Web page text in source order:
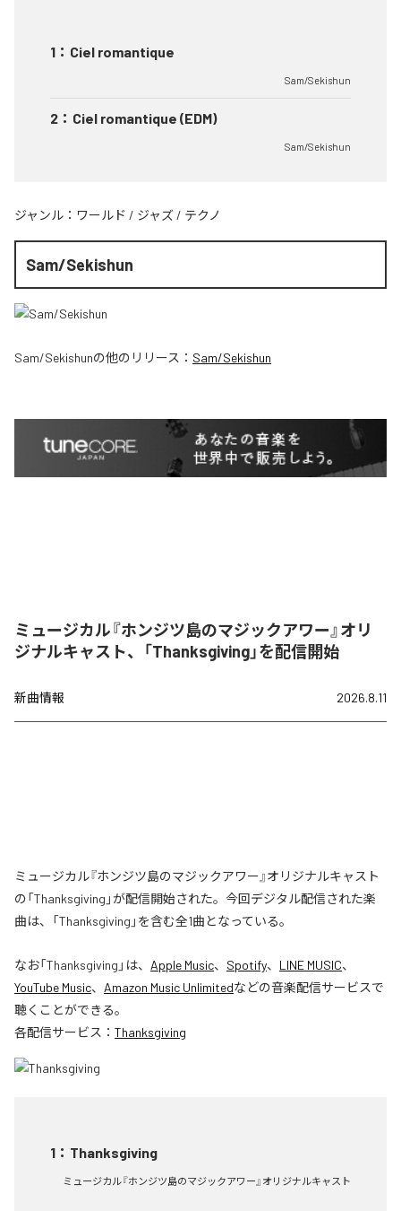
1 ： Ciel romantique
Sam/Sekishun
2 ： Ciel romantique (EDM)
Sam/Sekishun
ジャンル： ワールド / ジャズ / テクノ
Sam/Sekishun
Sam/Sekishunの他のリリース： Sam/Sekishun
ミュージカル『ホンジツ島のマジックアワー』オリ
ジナルキャスト、「Thanksgiving」を配信開始
新曲情報 2026.8.11
ミュージカル『ホンジツ島のマジックアワー』オリジナルキャスト
の「Thanksgiving」が配信開始された。今回デジタル配信された楽
曲は、「Thanksgiving」を含む全1曲となっている。
なお「Thanksgiving 」は、 Apple Music、 Spotify、 LINE MUSIC、
YouTube Music、 Amazon Music Unlimitedなどの音楽配信サービスで
聴くことができる。
各配信サービス： Thanksgiving
1 ： Thanksgiving
ミュージカル『ホンジツ島のマジックアワー』オリジナルキャスト